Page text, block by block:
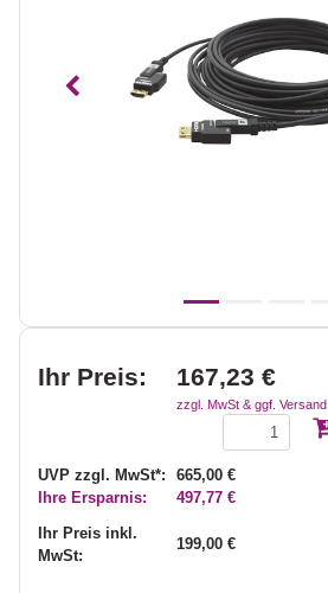
Vorheriges
Ihr Preis: 167,23 €
zzgl. MwSt & ggf. Versand
UVP zzgl. MwSt*:
665,00 €
Ihre Ersparnis:
497,77 €
Ihr Preis inkl.
MwSt:
199,00 €